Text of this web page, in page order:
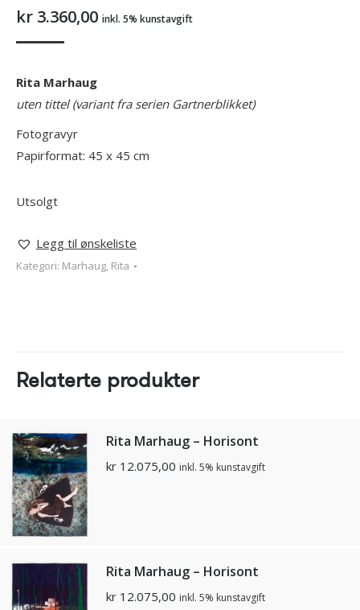
kr 3.360,00 inkl. 5% kunstavgift
Rita Marhaug
uten tittel (variant fra serien Gartnerblikket)
Fotogravyr
Papirformat: 45 x 45 cm
Utsolgt
Legg til ønskeliste
Kategori: Marhaug, Rita
Relaterte produkter
Rita Marhaug – Horisont
kr 12.075,00 inkl. 5% kunstavgift
Rita Marhaug – Horisont
kr 12.075,00 inkl. 5% kunstavgift